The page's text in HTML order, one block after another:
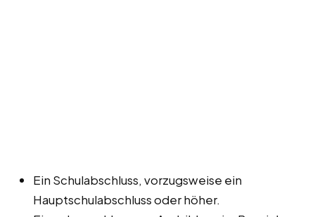
Ein Schulabschluss, vorzugsweise ein
Hauptschulabschluss oder höher.